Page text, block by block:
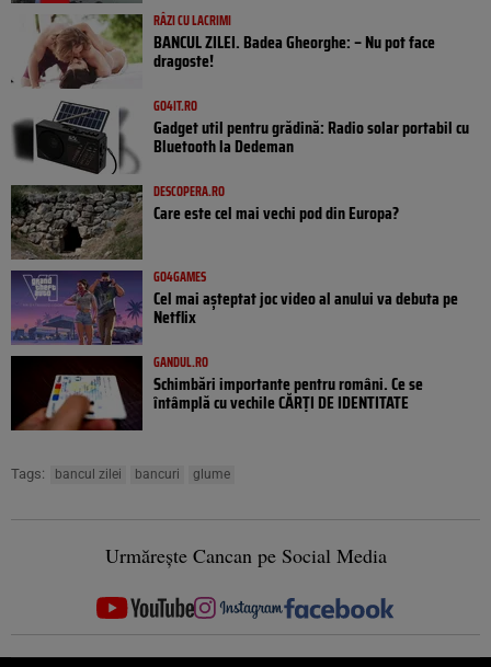
RÂZI CU LACRIMI
BANCUL ZILEI. Badea Gheorghe: – Nu pot face
dragoste!
GO4IT.RO
Gadget util pentru grădină: Radio solar portabil cu
Bluetooth la Dedeman
DESCOPERA.RO
Care este cel mai vechi pod din Europa?
GO4GAMES
Cel mai așteptat joc video al anului va debuta pe
Netflix
GANDUL.RO
Schimbări importante pentru români. Ce se
întâmplă cu vechile CĂRȚI DE IDENTITATE
Tags: bancul zilei bancuri glume
Urmărește Cancan pe Social Media